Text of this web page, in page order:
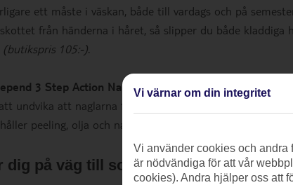
ett måste i väskan, både till vardags och på
från händerna i håret, så slipper du både kladdiga
(butikspris 105:-).
3 Step Action Nail Care Kit
undvika att naglarna flisar sig kan det göra susen att
peeling, olja och nagelbandskräm för regelbunden
dig på väg till solen
Vi värnar om din integritet
Vi använder cookies och andra
är nödvändiga för att vår
cookies). Andra hjälper oss att